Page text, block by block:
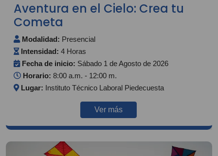
Aventura en el Cielo: Crea tu
Cometa
Modalidad: Presencial
Intensidad: 4 Horas
Fecha de inicio: Sábado 1 de Agosto de 2026
Horario: 8:00 a.m. - 12:00 m.
Lugar: Instituto Técnico Laboral Piedecuesta
Ver más